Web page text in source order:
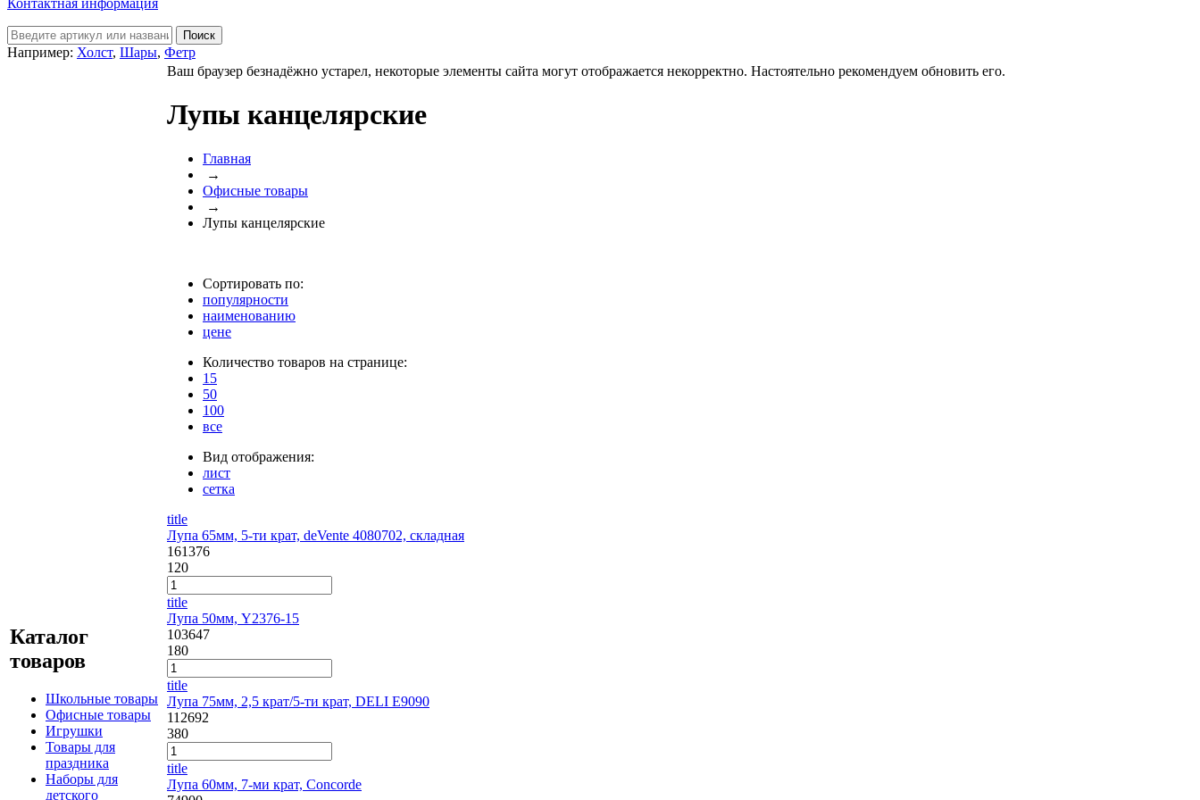
Контактная информация
Например: Холст, Шары, Фетр
Каталог
товаров
Школьные товары
Офисные товары
Игрушки
Товары для
праздника
Наборы для
детского
Ваш браузер безнадёжно устарел, некоторые элементы сайта могут отображается некорректно. Настоятельно рекомендуем обновить его.
Лупы канцелярские
Главная
→
Офисные товары
→
Лупы канцелярские
Сортировать по:
популярности
наименованию
цене
Количество товаров на странице:
15
50
100
все
Вид отображения:
лист
сетка
title
Лупа 65мм, 5-ти крат, deVente 4080702, складная
161376
120
title
Лупа 50мм, Y2376-15
103647
180
title
Лупа 75мм, 2,5 крат/5-ти крат, DELI E9090
112692
380
title
Лупа 60мм, 7-ми крат, Concorde